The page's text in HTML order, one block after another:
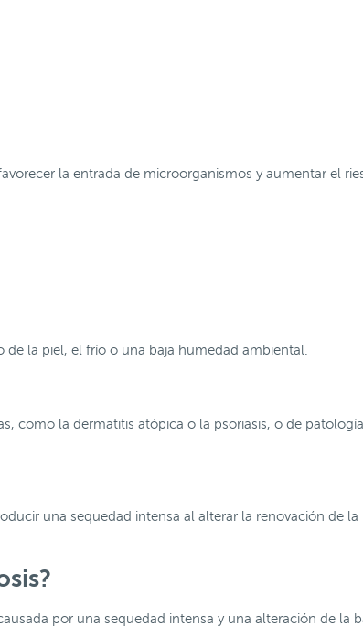
la entrada de microorganismos y aumentar el
la piel, el frío o una baja humedad ambiental.
como la dermatitis atópica o la psoriasis, o de
una sequedad intensa al alterar la renovación de la
por una sequedad intensa y una alteración de la